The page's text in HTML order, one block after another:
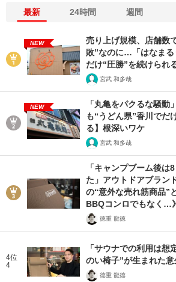
最新 24時間 週間
NEW
売り上げ規模、店舗数
敗”なのに…「はなま
だけ“圧勝”を続けられ
宮武 和多哉
NEW
「丸亀をパクるな騒
も“うどん県”香川でだ
る】根深いワケ
宮武 和多哉
「キャンプブーム後は
た」アウトドアブラン
の“意外な売れ筋商品”
BBQコンロでもなく…》
徳重 龍徳
4位
4
「サウナでの利用は想
のい椅子”が生まれた
徳重 龍徳